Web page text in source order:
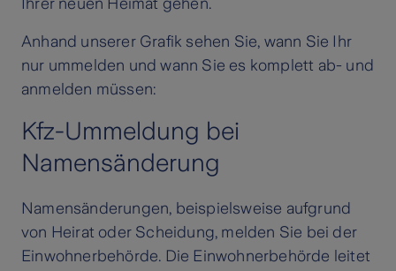
Anhand unserer Grafik sehen Sie, wann Sie Ihr
nur ummelden und wann Sie es komplett ab- und
anmelden müssen:
Kfz-Ummeldung bei
Namensänderung
Namensänderungen, beispielsweise aufgrund
von Heirat oder Scheidung, melden Sie bei der
Einwohnerbehörde. Die Einwohnerbehörde leitet